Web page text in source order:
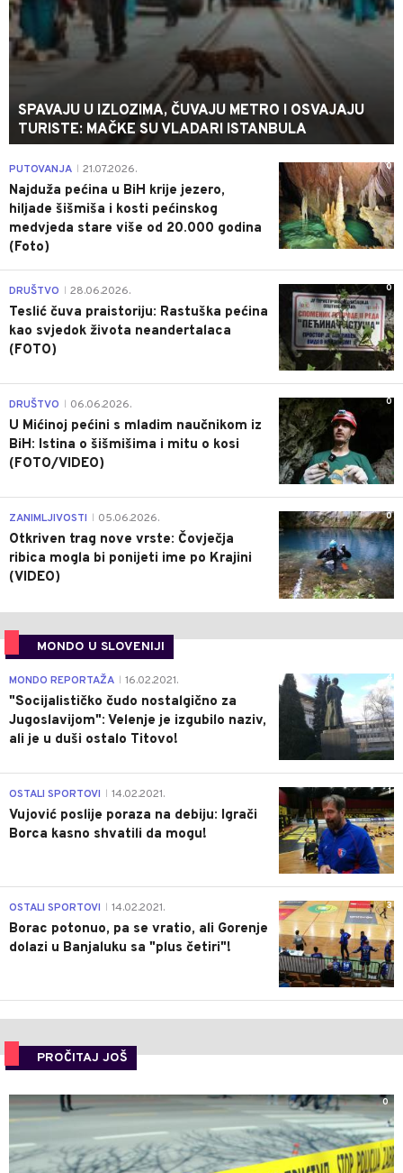
SPAVAJU U IZLOZIMA, ČUVAJU METRO I OSVAJAJU
TURISTE: MAČKE SU VLADARI ISTANBULA
0
PUTOVANJA 21.07.2026.
Najduža pećina u BiH krije jezero,
hiljade šišmiša i kosti pećinskog
medvjeda stare više od 20.000 godina
(Foto)
0
DRUŠTVO 28.06.2026.
Teslić čuva praistoriju: Rastuška pećina
kao svjedok života neandertalaca
(FOTO)
0
DRUŠTVO 06.06.2026.
U Mićinoj pećini s mladim naučnikom iz
BiH: Istina o šišmišima i mitu o kosi
(FOTO/VIDEO)
0
ZANIMLJIVOSTI 05.06.2026.
Otkriven trag nove vrste: Čovječja
ribica mogla bi ponijeti ime po Krajini
(VIDEO)
MONDO U SLOVENIJI
4
MONDO REPORTAŽA 16.02.2021.
"Socijalističko čudo nostalgično za
Jugoslavijom": Velenje je izgubilo naziv,
ali je u duši ostalo Titovo!
1
OSTALI SPORTOVI 14.02.2021.
Vujović poslije poraza na debiju: Igrači
Borca kasno shvatili da mogu!
3
OSTALI SPORTOVI 14.02.2021.
Borac potonuo, pa se vratio, ali Gorenje
dolazi u Banjaluku sa "plus četiri"!
PROČITAJ JOŠ
0